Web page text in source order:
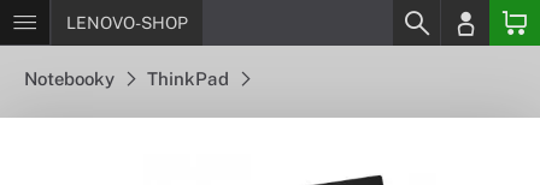
LENOVO-SHOP
Notebooky ThinkPad